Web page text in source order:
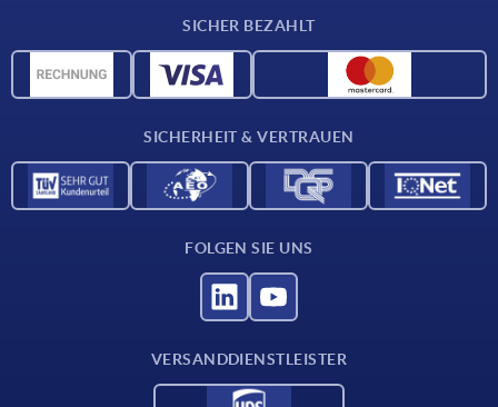
CAD-Daten
SICHER BEZAHLT
SICHERHEIT & VERTRAUEN
FOLGEN SIE UNS
VERSANDDIENSTLEISTER